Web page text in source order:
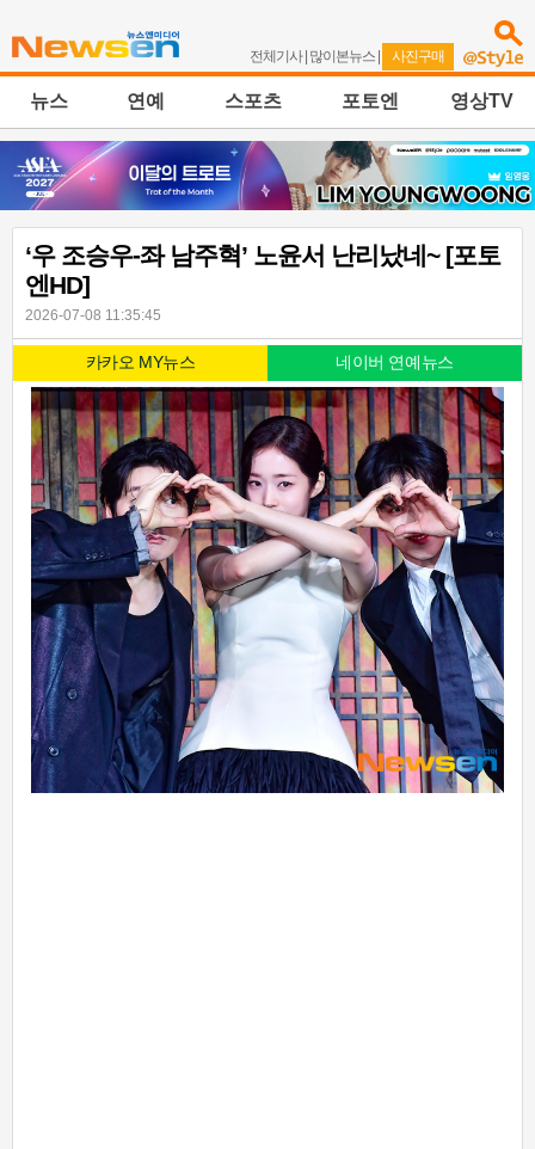
전체기사| 많이본뉴스 | 사진구매
뉴스 연예 스포츠 포토엔 영상TV
‘우 조승우-좌 남주혁’ 노윤서 난리났네~ [포토
엔HD]
2026-07-08 11:35:45
카카오 MY뉴스 네이버 연예뉴스